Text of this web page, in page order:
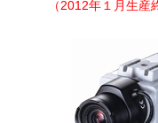
（2012年１月生産